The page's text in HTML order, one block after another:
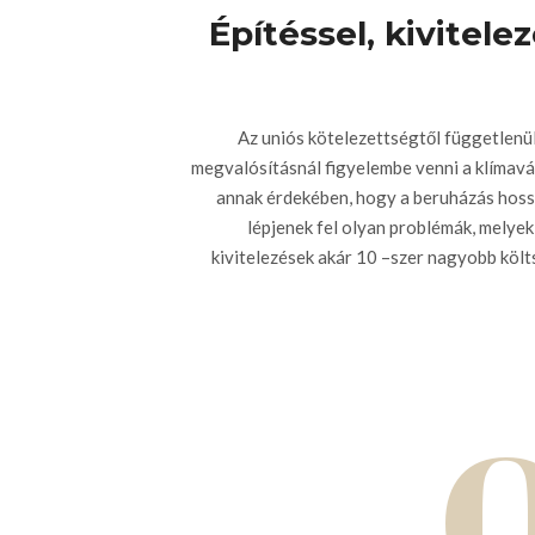
Építéssel,
Az uniós kötelezettségtől függetlenül
megvalósításnál figyelembe venni a
annak érdekében, hogy a beruházás
lépjenek fel olyan problémák,
kivitelezések akár 10 –szer nagyobb